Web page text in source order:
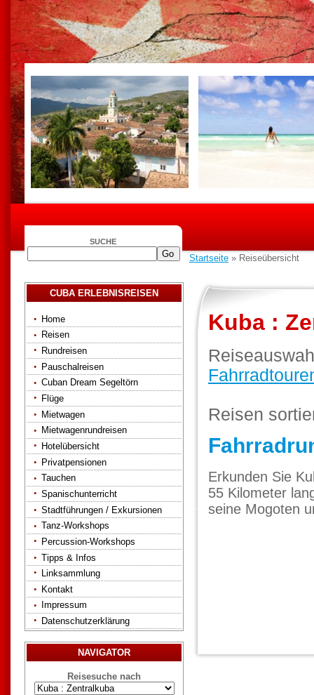
SUCHE
Startseite » Reiseübersicht
CUBA ERLEBNISREISEN
Home
Reisen
Rundreisen
Pauschalreisen
Cuban Dream Segeltörn
Flüge
Mietwagen
Mietwagenrundreisen
Hotelübersicht
Privatpensionen
Tauchen
Spanischunterricht
Stadtführungen / Exkursionen
Tanz-Workshops
Percussion-Workshops
Tipps & Infos
Linksammlung
Kontakt
Impressum
Datenschutzerklärung
NAVIGATOR
Reisesuche nach
Kuba :
Reisen
Erkunden Sie
55 Kilometer
seine Mogoten